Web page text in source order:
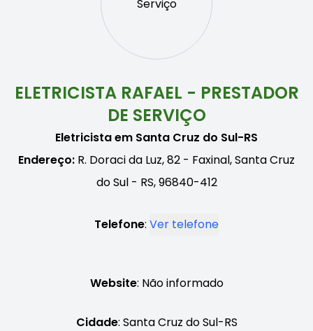
ELETRICISTA RAFAEL - PRESTADOR
DE SERVIÇO
Eletricista em Santa Cruz do Sul-RS
Endereço: R. Doraci da Luz, 82 - Faxinal, Santa Cruz
do Sul - RS, 96840-412
Telefone: Ver telefone
Website: Não informado
Cidade: Santa Cruz do Sul-RS